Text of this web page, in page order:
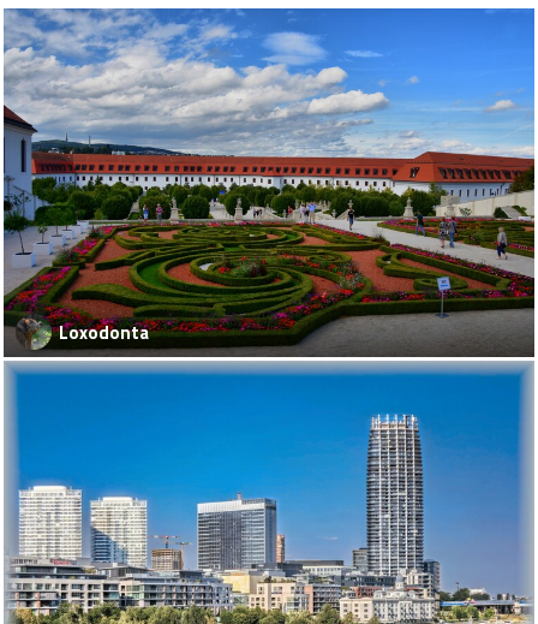
Loxodonta